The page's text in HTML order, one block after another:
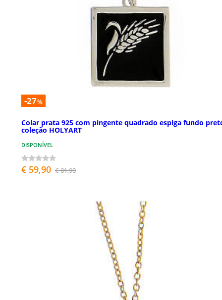
-27%
Colar prata 925 com pingente quadrado espiga fundo
coleção HOLYART
DISPONÍVEL
€ 59,90 € 81,90